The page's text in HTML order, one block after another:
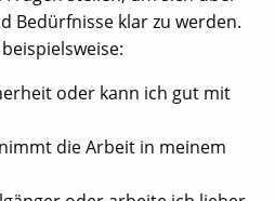
Bedürfnisse klar zu werden.
oder kann ich gut mit
die Arbeit in meinem